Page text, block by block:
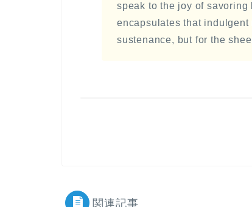
speak to the joy of savoring
encapsulates that
sustenance, but for the
関連記事